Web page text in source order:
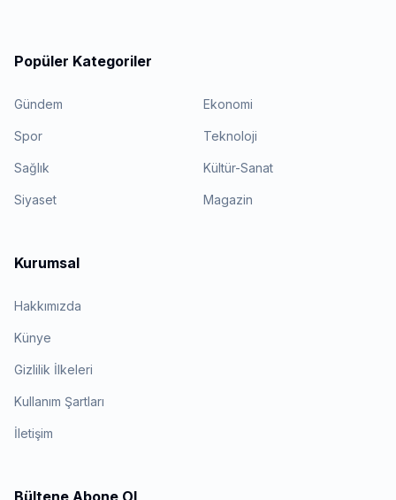
Popüler Kategoriler
Gündem Ekonomi
Spor Teknoloji
Sağlık Kültür-Sanat
Siyaset Magazin
Kurumsal
Hakkımızda
Künye
Gizlilik İlkeleri
Kullanım Şartları
İletişim